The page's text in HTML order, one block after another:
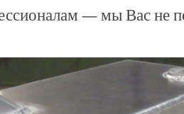
— мы Вас не